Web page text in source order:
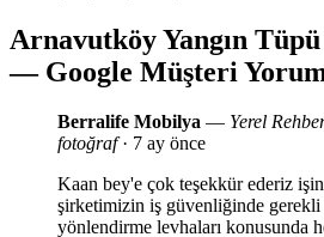
Arnavutköy Yangın
— Google Müşteri
Berralife Mobilya — Yerel
fotoğraf· 7 ay önce
Kaan bey'e çok teşekkür ederiz
şirketimizin iş güvenliğinde gerekli
yönlendirme levhaları konusunda